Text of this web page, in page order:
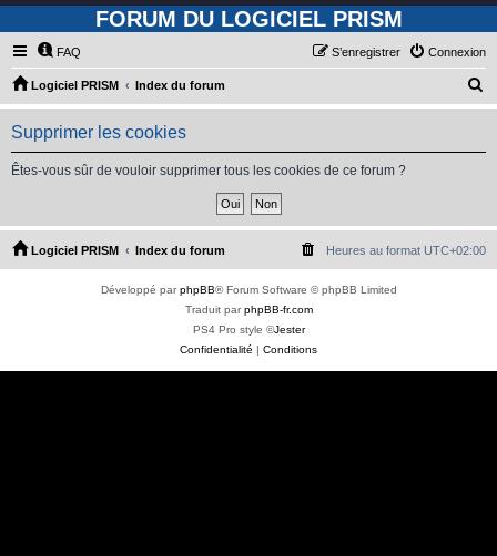
FORUM DU LOGICIEL PRISM
FAQ Connexion
S’enregistrer
Logiciel PRISM Index du forum
e
h
Supprimer les cookies
Êtes-vous sûr de vouloir supprimer tous les cookies de ce forum ?
Logiciel PRISM Index du forum Heures au format UTC+02:00
Développé parphpBB® Forum Software © phpBB Limited
Traduit parphpBB-fr.com
PS4 Pro style ©Jester
Confidentialité | Conditions